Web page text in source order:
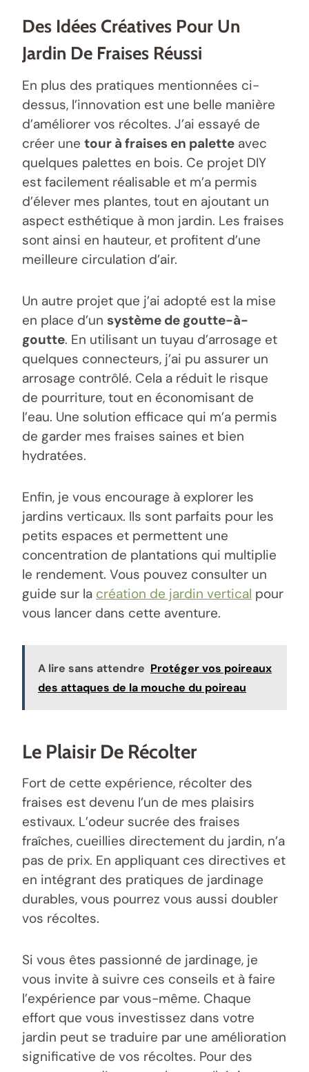
Des Idées Créatives Pour Un
Jardin De Fraises Réussi
En plus des pratiques mentionnées ci-
dessus, l’innovation est une belle manière
d’améliorer vos récoltes. J’ai essayé de
créer une tour à fraises en palette avec
quelques palettes en bois. Ce projet DIY
est facilement réalisable et m’a permis
d’élever mes plantes, tout en ajoutant un
aspect esthétique à mon jardin. Les fraises
sont ainsi en hauteur, et profitent d’une
meilleure circulation d’air.
Un autre projet que j’ai adopté est la mise
en place d’un système de goutte-à-
goutte. En utilisant un tuyau d’arrosage et
quelques connecteurs, j’ai pu assurer un
arrosage contrôlé. Cela a réduit le risque
de pourriture, tout en économisant de
l’eau. Une solution efficace qui m’a permis
de garder mes fraises saines et bien
hydratées.
Enfin, je vous encourage à explorer les
jardins verticaux. Ils sont parfaits pour les
petits espaces et permettent une
concentration de plantations qui multiplie
le rendement. Vous pouvez consulter un
guide sur la création de jardin vertical pour
vous lancer dans cette aventure.
A lire sans attendre Protéger vos poireaux
des attaques de la mouche du poireau
Le Plaisir De Récolter
Fort de cette expérience, récolter des
fraises est devenu l’un de mes plaisirs
estivaux. L’odeur sucrée des fraises
fraîches, cueillies directement du jardin, n’a
pas de prix. En appliquant ces directives et
en intégrant des pratiques de jardinage
durables, vous pourrez vous aussi doubler
vos récoltes.
Si vous êtes passionné de jardinage, je
vous invite à suivre ces conseils et à faire
l’expérience par vous-même. Chaque
effort que vous investissez dans votre
jardin peut se traduire par une amélioration
significative de vos récoltes. Pour des